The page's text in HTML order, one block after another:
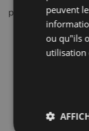
points suivants :
Programmes
des ateliers
préjugés
interactions
développer
peuvent
ou qu"ils
utilisation